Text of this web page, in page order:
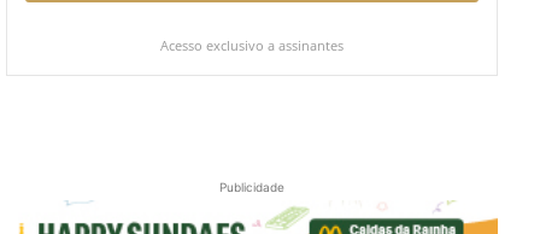
Acesso exclusivo a assinantes
Publicidade